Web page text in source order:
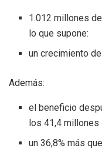
1.012 millones
lo que supone:
un crecimiento
Además:
el beneficio
los 41,4 millones
un 36,8% más